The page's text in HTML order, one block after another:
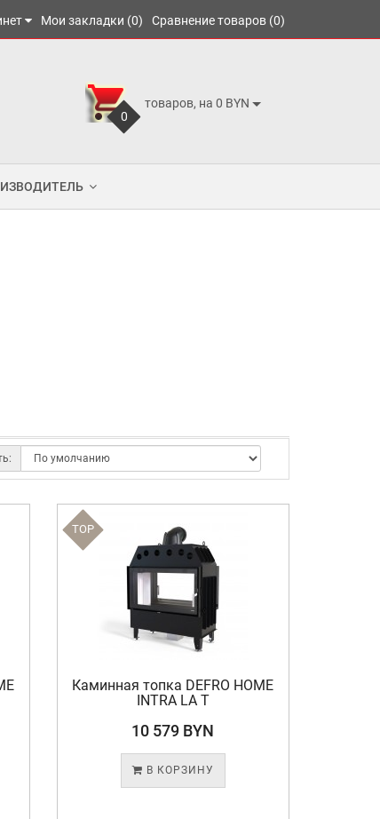
Мои закладки (0) Сравнение товаров (0)
0
товаров, на 0 BYN
TOP
Каминная топка DEFRO HOME
INTRA LA T
10 579 BYN
В КОРЗИНУ